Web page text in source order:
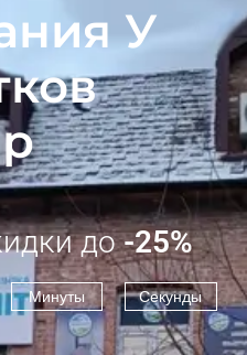
У
до -25%
Минуты Секунды